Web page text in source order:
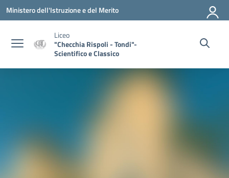
Vai ai contenuti
Vai al menu di navigazione
Vai al footer
Ministero dell'Istruzione e del Merito
Liceo
"Checchia Rispoli - Tondi"-
Scientifico e Classico